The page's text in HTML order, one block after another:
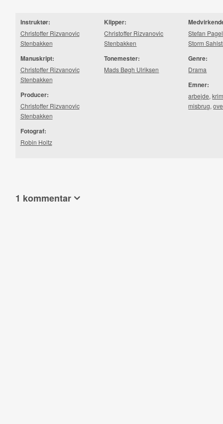
Instruktør:
Christoffer Rizvanovic
Stenbakken
Manuskript:
Christoffer Rizvanovic
Stenbakken
Producer:
Christoffer Rizvanovic
Stenbakken
Fotograf:
Robin Holtz
Klipper:
Christoffer Rizvanovic
Stenbakken
Tonemester:
Mads Bøgh Ulriksen
Stefan
Storm
Genre:
Drama
Emner:
arbejde,
misbrug,
1 kommentar